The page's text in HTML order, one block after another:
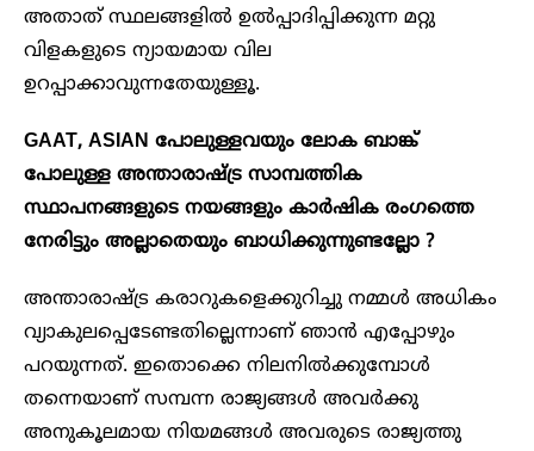
അതാത് സ്ഥലങ്ങളിൽ ഉൽപ്പാദിപ്പിക്കുന്ന മറ്റു
വിളകളുടെ ന്യായമായ വില
ഉറപ്പാക്കാവുന്നതേയുള്ളൂ.
GAAT, ASIAN പോലുള്ളവയും ലോക ബാങ്ക്
പോലുള്ള അന്താരാഷ്ട്ര സാമ്പത്തിക
സ്ഥാപനങ്ങളുടെ നയങ്ങളും കാർഷിക രംഗത്തെ
നേരിട്ടും അല്ലാതെയും ബാധിക്കുന്നുണ്ടല്ലോ ?
അന്താരാഷ്‌ട്ര കരാറുകളെക്കുറിച്ചു നമ്മൾ അധികം
വ്യാകുലപ്പെടേണ്ടതില്ലെന്നാണ് ഞാൻ എപ്പോഴും
പറയുന്നത്. ഇതൊക്കെ നിലനിൽക്കുമ്പോൾ
തന്നെയാണ് സമ്പന്ന രാജ്യങ്ങൾ അവർക്കു
അനുകൂലമായ നിയമങ്ങൾ അവരുടെ രാജ്യത്തു